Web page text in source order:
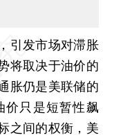
发市场对滞胀
将取决于油价的
胀仍是美联储的
价只是短暂性飙
之间的权衡，美